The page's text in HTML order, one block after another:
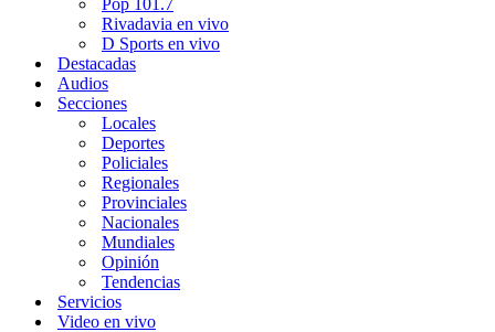
Pop 101.7
Rivadavia en vivo
D Sports en vivo
Destacadas
Audios
Secciones
Locales
Deportes
Policiales
Regionales
Provinciales
Nacionales
Mundiales
Opinión
Tendencias
Servicios
Video en vivo